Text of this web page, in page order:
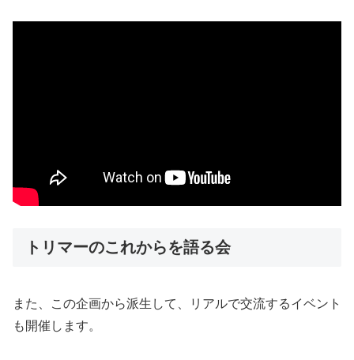
トリマーのこれからを語る会
また、この企画から派生して、リアルで交流するイベント
も開催します。